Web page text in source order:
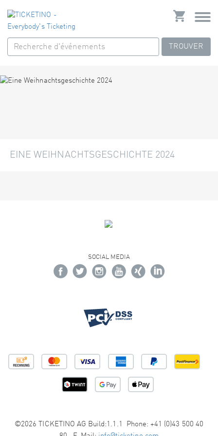
TROUVER
EINE WEIHNACHTSGESCHICHTE 2024
SOCIAL MEDIA
©2026 TICKETINO AG Build:1.1.1 Phone: +41 (0)43 500 40